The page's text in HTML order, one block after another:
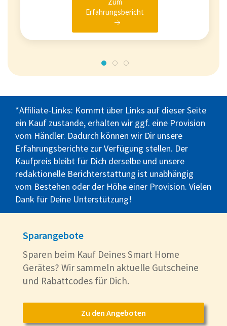
Erfahrungsbericht
*Affiliate-Links: Kommt über Links auf dieser Seite
ein Kauf zustande, erhalten wir ggf. eine Provision
vom Händler. Dadurch können wir Dir unsere
Erfahrungsberichte zur Verfügung stellen. Der
Kaufpreis bleibt für Dich derselbe und unsere
redaktionelle Berichterstattung ist unabhängig
vom Bestehen oder der Höhe einer Provision. Vielen
Dank für Deine Unterstützung!
Sparangebote
Sparen beim Kauf Deines Smart Home
Gerätes? Wir sammeln aktuelle Gutscheine
und Rabattcodes für Dich.
Zu den Angeboten